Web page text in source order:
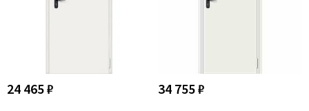
24 465 ₽ 34 755 ₽